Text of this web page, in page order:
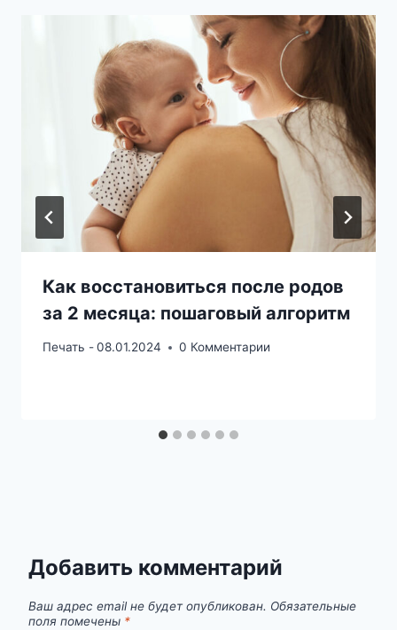
Как восстановиться после родов
за 2 месяца: пошаговый алгоритм
Печать -08.01.2024 0 Комментарии
Добавить комментарий
Ваш адрес email не будет опубликован. Обязательные
поля помечены *